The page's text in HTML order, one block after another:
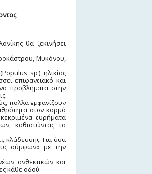
θα ξεκινήσει
Μυκόνου,
sp.) ηλικίας
επιφανειακό και
προβλήματα στην
πολλά εμφανίζουν
στον κορμό
ευρήματα
καθιστώντας τα
κλάδευσης. Για όσα
σύμφωνα με την
ανθεκτικών και
κάθε οδού.